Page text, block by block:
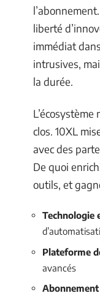
liberté
immédiat
intrusives,
la durée.
clos. 10XL
avec des
De quoi
outils, et
Technologie
Plateforme
avancés
Abonnement